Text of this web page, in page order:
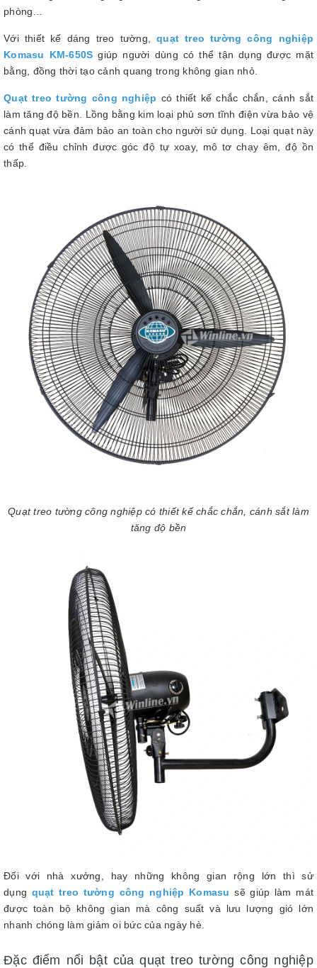
phòng…
Với thiết kế dáng treo tường,quạt treo tường công nghiệp
Komasu KM-650S giúp người dùng có thể tận dụng được mặt
bằng, đồng thời tạo cảnh quang trong không gian nhỏ.
Quạt treo tường công nghiệp có thiết kế chắc chắn, cánh sắt
làm tăng độ bền. Lồng bằng kim loại phủ sơn tĩnh điện vừa bảo vệ
cánh quạt vừa đảm bảo an toàn cho người sử dụng. Loại quạt này
có thể điều chỉnh được góc độ tự xoay, mô tơ chạy êm, độ ồn
thấp.
Quạt treo tường công nghiệp có thiết kế chắc chắn, cánh sắt làm
tăng độ bền
Đối với nhà xưởng, hay những không gian rộng lớn thì sử
dụng quạt treo tường công nghiệp Komasu sẽ giúp làm mát
được toàn bộ không gian mà công suất và lưu lượng gió lớn
nhanh chóng làm giảm oi bức của ngày hè.
Đặc điểm nổi bật của quạt treo tường công nghiệp